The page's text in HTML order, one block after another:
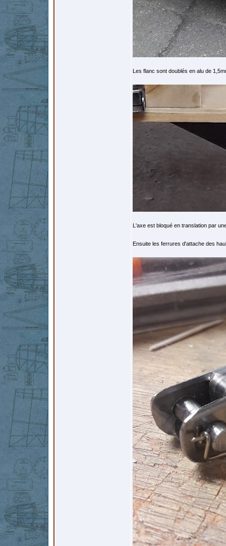
Les flanc sont doublés en alu de
L'axe est bloqué en translation par
Ensuite les ferrures d'attache des